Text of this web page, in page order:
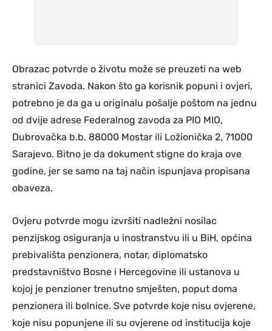
Obrazac potvrde o životu može se preuzeti na web
stranici Zavoda. Nakon što ga korisnik popuni i ovjeri,
potrebno je da ga u originalu pošalje poštom na jednu
od dvije adrese Federalnog zavoda za PIO MIO,
Dubrovačka b.b. 88000 Mostar ili Ložionička 2, 71000
Sarajevo. Bitno je da dokument stigne do kraja ove
godine, jer se samo na taj način ispunjava propisana
obaveza.
Ovjeru potvrde mogu izvršiti nadležni nosilac
penzijskog osiguranja u inostranstvu ili u BiH, općina
prebivališta penzionera, notar, diplomatsko
predstavništvo Bosne i Hercegovine ili ustanova u
kojoj je penzioner trenutno smješten, poput doma
penzionera ili bolnice. Sve potvrde koje nisu ovjerene,
koje nisu popunjene ili su ovjerene od institucija koje